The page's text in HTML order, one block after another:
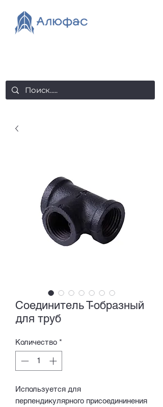
Соединитель Т-образный
для труб
Количество *
Используется для
перпендикулярного присоедининения